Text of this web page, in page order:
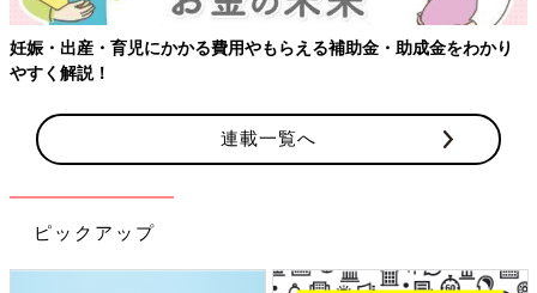
・育児にかかる費用やもらえる補助金・助成金をわかり
！
連載一覧へ
ピックアップ